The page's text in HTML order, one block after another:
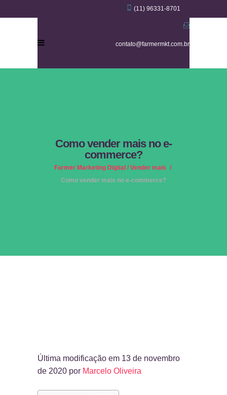
(11) 96331-8701
contato@farmermkt.com.br
Como vender mais no e-
commerce?
Farmer Marketing Digital / Vender mais /
Como vender mais no e-commerce?
Última modificação em 13 de novembro
de 2020 por Marcelo Oliveira